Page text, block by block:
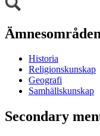
Ämnesområden
Historia
Religionskunskap
Geografi
Samhällskunskap
Secondary